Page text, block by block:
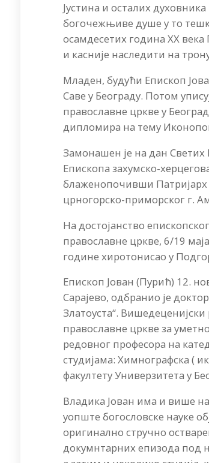
Јустина и осталих
богочежњиве душе у то
осамдесетих година XX
и касније наследити на
Младен, будући Епископ
Саве у Београду. Потом
православне цркве у
дипломира на тему
Замонашен је на дан Светих
Епископа захумско-
блаженопочивши
црногорско-приморског г.
На достојанство
православне цркве, 6/19
године хиротонисао у
Епископ Јован (Пурић) 12.
Сарајево, одбранио је
Златоуста“.
православне цркве за
редовног професора на
студијама: Химнографска (
факултету Универзитета у
Владика Јован има и више
уопште богословске науке
оригинално стручно
докумнтарних епизода под